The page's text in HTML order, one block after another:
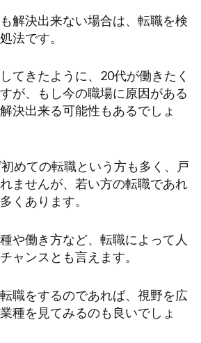
解決出来ない場合は、転職を検
法です。
てきたように、20代が働きたく
が、もし今の職場に原因がある
決出来る可能性もあるでしょ
めての転職という方も多く、戸
ませんが、若い方の転職であれ
くあります。
や働き方など、転職によって人
ャンスとも言えます。
職をするのであれば、視野を広
種を見てみるのも良いでしょ